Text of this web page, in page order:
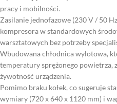
pracy i mobilności.
Zasilanie jednofazowe (230 V / 50
kompresora w standardowych
warsztatowych bez potrzeby
Wbudowana chłodnica wylotowa,
temperatury sprężonego powietrza,
żywotność urządzenia.
Pomimo braku kołek, co sugeruje
wymiary (720 x 640 x 1120 mm) i